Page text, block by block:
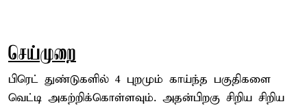
செய்முறை
பிரெட் துண்டுகளில் 4 புறமும் காய்ந்த பகுதிகளை
வெட்டி அகற்றிக்கொள்ளவும். அதன்பிறகு சிறிய சிறிய